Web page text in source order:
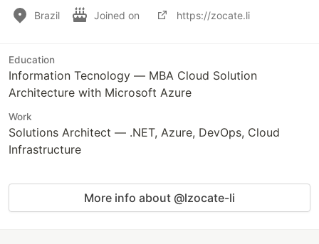
Brazil Joined on https://zocate.li
Education
Information Tecnology — MBA Cloud Solution
Architecture with Microsoft Azure
Work
Solutions Architect — .NET, Azure, DevOps, Cloud
Infrastructure
More info about @lzocate-li